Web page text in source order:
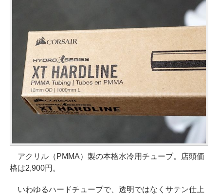
アクリル（PMMA）製の本格水冷用チューブ。店頭価
格は2,900円。
いわゆるハードチューブで、透明ではなくサテン仕上